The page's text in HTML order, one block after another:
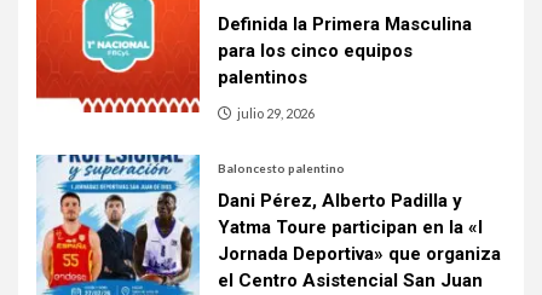
Definida la Primera Masculina
para los cinco equipos
palentinos
julio 29, 2026
Baloncesto palentino
Dani Pérez, Alberto Padilla y
Yatma Toure participan en la «I
Jornada Deportiva» que organiza
el Centro Asistencial San Juan